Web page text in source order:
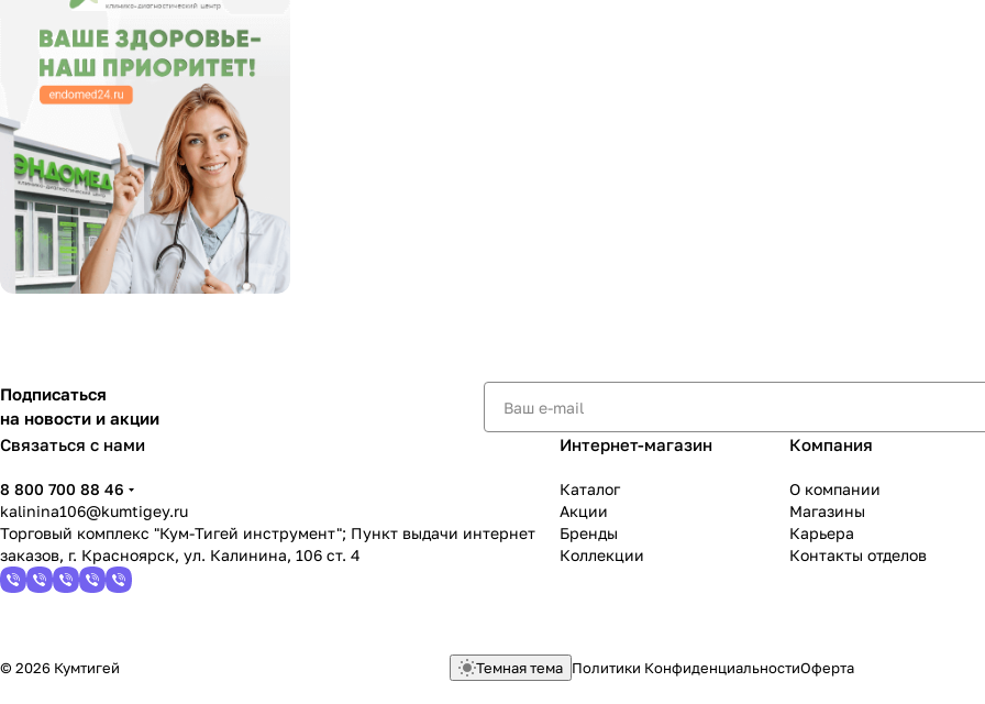
Подписаться
на новости и акции
Связаться с нами
8 800 700 88 46
kalinina106@kumtigey.ru
Торговый комплекс "Кум-Тигей инструмент"; Пункт выдачи интернет
заказов, г. Красноярск, ул. Калинина, 106 ст. 4
Интернет-магазин
Каталог
Акции
Бренды
Коллекции
Компания
О компании
Магазины
Карьера
Контакты отделов
© 2026 Кумтигей Темная тема Политики КонфиденциальностиОферта